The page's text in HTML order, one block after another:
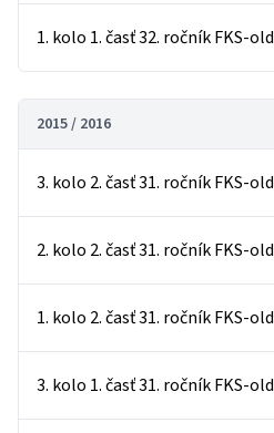
1. kolo 1. časť 32. ročník FKS-old
2015 / 2016
3. kolo 2. časť 31. ročník FKS-old
2. kolo 2. časť 31. ročník FKS-old
1. kolo 2. časť 31. ročník FKS-old
3. kolo 1. časť 31. ročník FKS-old